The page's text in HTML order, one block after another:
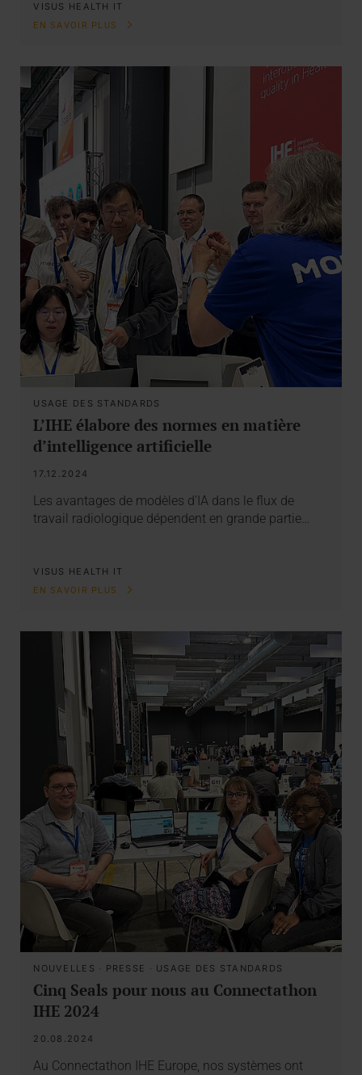
VISUS HEALTH IT
EN SAVOIR PLUS
USAGE DES STANDARDS
L’IHE élabore des normes en matière
d’intelligence artificielle
17.12.2024
Les avantages de modèles d’IA dans le flux de
travail radiologique dépendent en grande partie…
VISUS HEALTH IT
EN SAVOIR PLUS
NOUVELLES · PRESSE · USAGE DES STANDARDS
Cinq Seals pour nous au Connectathon
IHE 2024
20.08.2024
Au Connectathon IHE Europe, nos systèmes ont